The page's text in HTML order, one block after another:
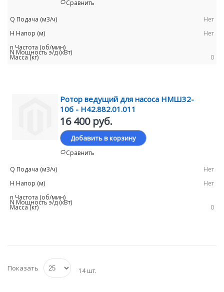
Сравнить
Нет
Нет
0
Ротор ведущий для насоса НМШ32-
10б - Н42.882.01.011
16 400 руб.
Добавить в корзину
Сравнить
Нет
Нет
0
Показать 14 шт.